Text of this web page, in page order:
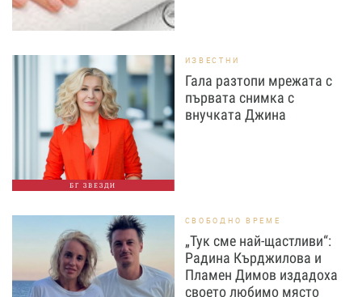
БГ ЗВЕЗДИ
ИЗВЕСТНИ
Гала разтопи мрежата с
първата снимка с
внучката Джина
СВОБОДНО ВРЕМЕ
„Тук сме най-щастливи“:
Радина Кърджилова и
Пламен Димов издадоха
своето любимо място